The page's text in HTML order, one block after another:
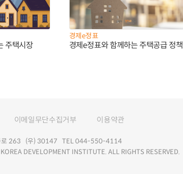
주택시장
경제e정표
경제e정표와 함께하는 주택공급 정책
이메일무단수집거부 이용약관
로 263 (우) 30147 TEL 044-550-4114
DEVELOPMENT INSTITUTE. ALL RIGHTS RESERVED.